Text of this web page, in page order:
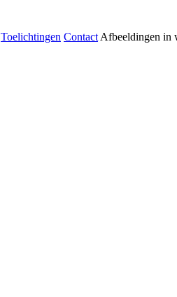
Toelichtingen Contact Afbeeldingen in